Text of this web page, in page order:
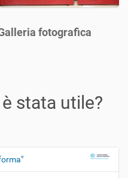
fotografica
stata utile?